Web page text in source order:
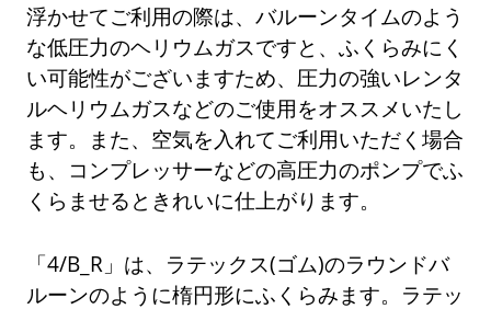
浮かせてご利用の際は、バルーンタイムのよう
な低圧力のヘリウムガスですと、ふくらみにく
い可能性がございますため、圧力の強いレンタ
ルヘリウムガスなどのご使用をオススメいたし
ます。また、空気を入れてご利用いただく場合
も、コンプレッサーなどの高圧力のポンプでふ
くらませるときれいに仕上がります。
「4/B_R」は、ラテックス(ゴム)のラウンドバ
ルーンのように楕円形にふくらみます。ラテッ